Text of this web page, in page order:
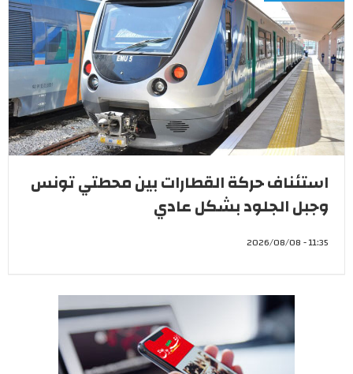
استئناف حركة القطارات بين محطتي تونس
وجبل الجلود بشكل عادي
11:35 - 2026/08/08